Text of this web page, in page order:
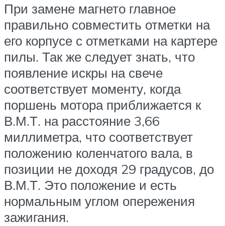
При замене магнето главное
правильно совместить отметки на
его корпусе с отметками на картере
пилы. Так же следует знать, что
появление искры на свече
соответствует моменту, когда
поршень мотора приближается к
В.М.Т. на расстояние 3,66
миллиметра, что соответствует
положению коленчатого вала, в
позиции не доходя 29 градусов, до
В.М.Т. Это положение и есть
нормальным углом опережения
зажигания.